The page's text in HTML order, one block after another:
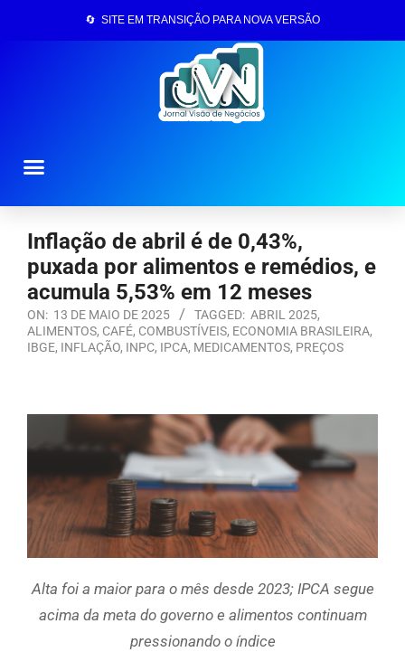
🔄 SITE EM TRANSIÇÃO PARA NOVA VERSÃO
Inflação de abril é de 0,43%,
puxada por alimentos e remédios, e
acumula 5,53% em 12 meses
ON: 13 DE MAIO DE 2025 TAGGED: ABRIL 2025,
ALIMENTOS, CAFÉ, COMBUSTÍVEIS, ECONOMIA BRASILEIRA,
IBGE, INFLAÇÃO, INPC, IPCA, MEDICAMENTOS, PREÇOS
Alta foi a maior para o mês desde 2023; IPCA segue
acima da meta do governo e alimentos continuam
pressionando o índice